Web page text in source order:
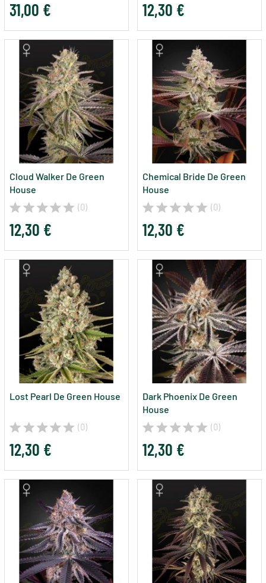
31,00 € 12,30 €
Cloud Walker De Green
House
(0)
12,30 €
Chemical Bride De Green
House
(0)
12,30 €
Lost Pearl De Green House
(0)
12,30 €
Dark Phoenix De Green
House
(0)
12,30 €